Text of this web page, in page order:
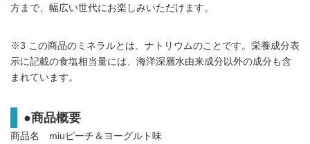
方まで、幅広い世代にお楽しみいただけます。
※3 この商品のミネラルとは、ナトリウムのことです。栄養成分表
示に記載の食塩相当量には、海洋深層水由来成分以外の成分も含
まれています。
●商品概要
商品名 miuピーチ＆ヨーグルト味